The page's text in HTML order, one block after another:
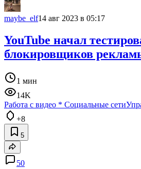
maybe_elf14 авг 2023 в 05:17
YouTube начал
блокировщиков
1 мин
14K
Работа с видео * Социальные сети
+8
5
50